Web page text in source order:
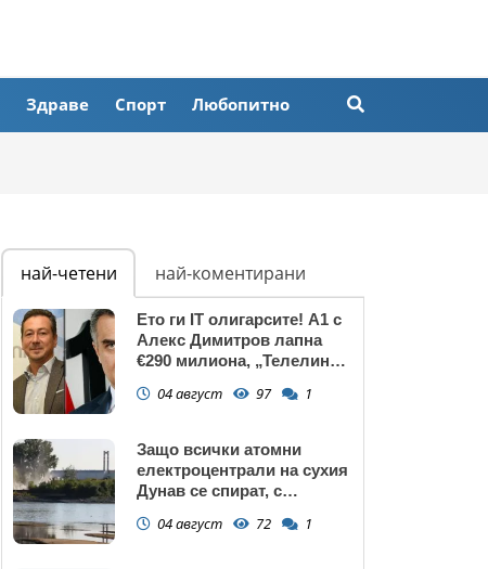
Здраве Спорт Любопитно
най-четени най-коментирани
Ето ги IT олигарсите! А1 с
Алекс Димитров лапна
€290 милиона, „Телелинк”
млн. евро БЕЗ
04 август 97 1
Защо всички атомни
електроцентрали на сухия
Дунав се спират, с
"Козлодуй"?
04 август 72 1